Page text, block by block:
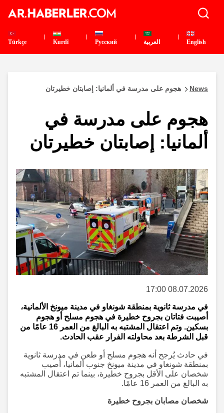
English العربية Pусский
Kurdî
Türkçe
News هجوم على مدرسة في ألمانيا: إصابتان خطيرتان
هجوم على مدرسة في
ألمانيا: إصابتان خطيرتان
08.07.2026 17:00
في مدرسة ثانوية بمنطقة شونغاو في مدينة ميونخ الألمانية،
أصيبت فتاتان بجروح خطيرة في هجوم مسلح أو هجوم
بسكين. وتم اعتقال المشتبه به البالغ من العمر 16 عامًا من
قبل الشرطة بعد محاولته الفرار عقب الحادث.
في حادث يُرجح أنه هجوم مسلح أو طعن في مدرسة ثانوية
بمنطقة شونغاو في مدينة ميونخ جنوب ألمانيا، أُصيب
شخصان على الأقل بجروح خطيرة، بينما تم اعتقال المشتبه
به البالغ من العمر 16 عامًا.
شخصان مصابان بجروح خطيرة